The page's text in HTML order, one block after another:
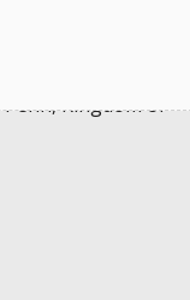
Kingdom of